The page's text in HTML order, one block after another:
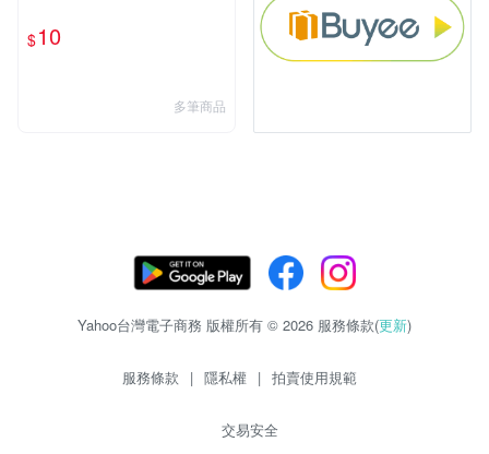
$10
多筆商品
Yahoo台灣電子商務 版權所有 © 2026 服務條款(更新)
服務條款 | 隱私權 | 拍賣使用規範
交易安全